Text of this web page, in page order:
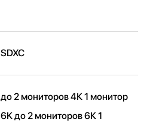
SDXC
до 2 мониторов 4К 1 монитор
6K до 2 мониторов 6К 1